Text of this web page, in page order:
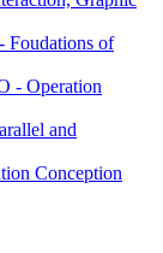
of
- Operation
and
Conception